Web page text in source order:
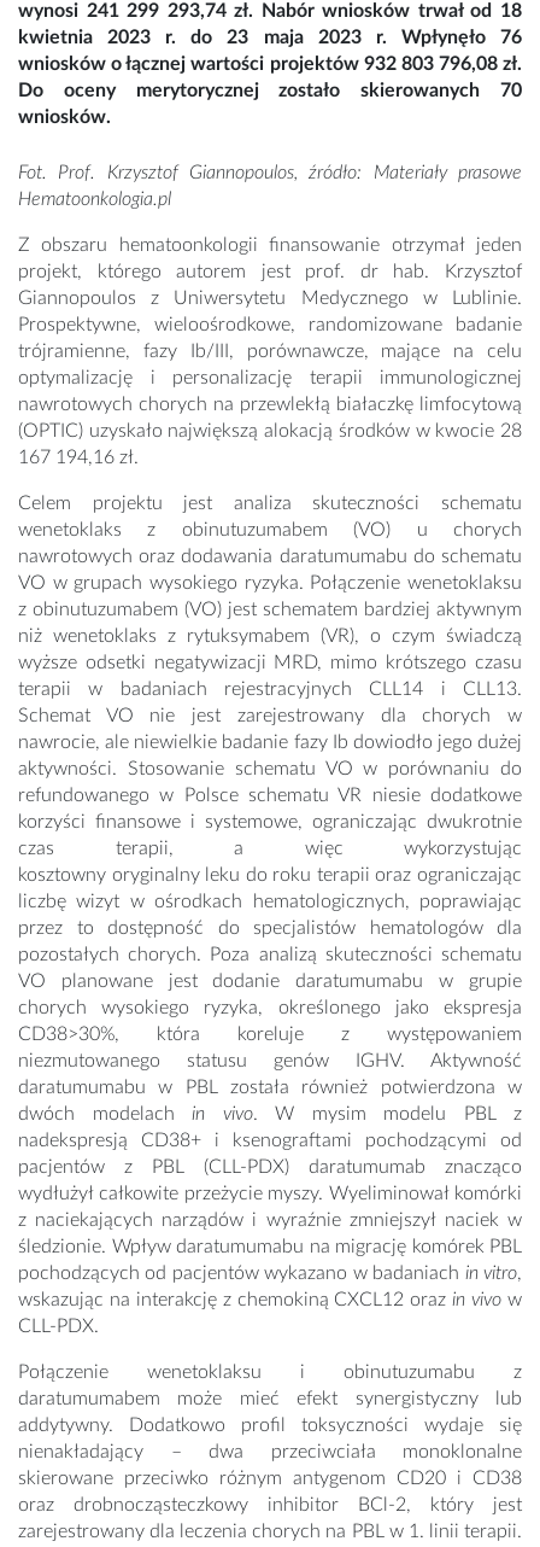
wynosi 241 299 293,74 zł. Nabór wniosków trwał od 18
kwietnia 2023 r. do 23 maja 2023 r. Wpłynęło 76
wniosków o łącznej wartości projektów 932 803 796,08 zł.
Do oceny merytorycznej zostało skierowanych 70
wniosków.
Fot. Prof. Krzysztof Giannopoulos, źródło: Materiały prasowe
Hematoonkologia.pl
Z obszaru hematoonkologii finansowanie otrzymał jeden
projekt, którego autorem jest prof. dr hab. Krzysztof
Giannopoulos z Uniwersytetu Medycznego w Lublinie.
Prospektywne, wieloośrodkowe, randomizowane badanie
trójramienne, fazy Ib/III, porównawcze, mające na celu
optymalizację i personalizację terapii immunologicznej
nawrotowych chorych na przewlekłą białaczkę limfocytową
(OPTIC) uzyskało największą alokacją środków w kwocie 28
167 194,16 zł.
Celem projektu jest analiza skuteczności schematu
wenetoklaks z obinutuzumabem (VO) u chorych
nawrotowych oraz dodawania daratumumabu do schematu
VO w grupach wysokiego ryzyka. Połączenie wenetoklaksu
z obinutuzumabem (VO) jest schematem bardziej aktywnym
niż wenetoklaks z rytuksymabem (VR), o czym świadczą
wyższe odsetki negatywizacji MRD, mimo krótszego czasu
terapii w badaniach rejestracyjnych CLL14 i CLL13.
Schemat VO nie jest zarejestrowany dla chorych w
nawrocie, ale niewielkie badanie fazy Ib dowiodło jego dużej
aktywności. Stosowanie schematu VO w porównaniu do
refundowanego w Polsce schematu VR niesie dodatkowe
korzyści finansowe i systemowe, ograniczając dwukrotnie
czas terapii, a więc wykorzystując
kosztowny oryginalny leku do roku terapii oraz ograniczając
liczbę wizyt w ośrodkach hematologicznych, poprawiając
przez to dostępność do specjalistów hematologów dla
pozostałych chorych. Poza analizą skuteczności schematu
VO planowane jest dodanie daratumumabu w grupie
chorych wysokiego ryzyka, określonego jako ekspresja
CD38>30%, która koreluje z występowaniem
niezmutowanego statusu genów IGHV. Aktywność
daratumumabu w PBL została również potwierdzona w
dwóch modelach in vivo. W mysim modelu PBL z
nadekspresją CD38+ i ksenograftami pochodzącymi od
pacjentów z PBL (CLL-PDX) daratumumab znacząco
wydłużył całkowite przeżycie myszy. Wyeliminował komórki
z naciekających narządów i wyraźnie zmniejszył naciek w
śledzionie. Wpływ daratumumabu na migrację komórek PBL
pochodzących od pacjentów wykazano w badaniach in vitro,
wskazując na interakcję z chemokiną CXCL12 oraz in vivow
CLL-PDX.
Połączenie wenetoklaksu i obinutuzumabu z
daratumumabem może mieć efekt synergistyczny lub
addytywny. Dodatkowo profil toksyczności wydaje się
nienakładający – dwa przeciwciała monoklonalne
skierowane przeciwko różnym antygenom CD20 i CD38
oraz drobnocząsteczkowy inhibitor BCl-2, który jest
zarejestrowany dla leczenia chorych na PBL w 1. linii terapii.